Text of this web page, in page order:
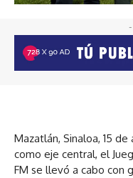
-
Mazatlán, Sinaloa, 15
como eje central, el
FM se llevó a cabo con